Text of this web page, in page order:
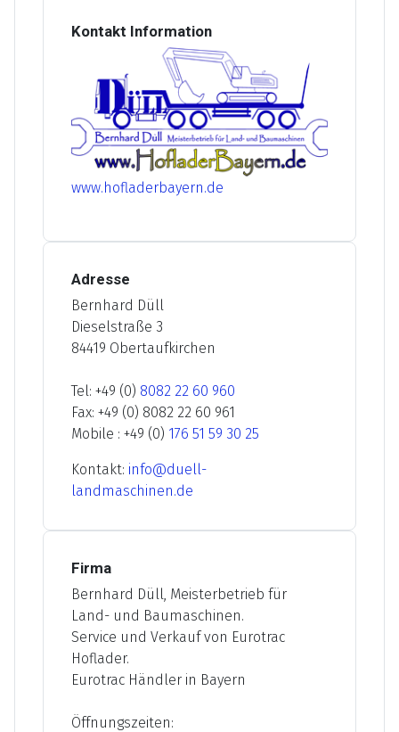
Kontakt Information
www.hofladerbayern.de
Adresse
Bernhard Düll
Dieselstraße 3
84419 Obertaufkirchen
Tel: +49 (0) 8082 22 60 960
Fax: +49 (0) 8082 22 60 961
Mobile : +49 (0) 176 51 59 30 25
Kontakt: info@duell-
landmaschinen.de
Firma
Bernhard Düll, Meisterbetrieb für
Land- und Baumaschinen.
Service und Verkauf von Eurotrac
Hoflader.
Eurotrac Händler in Bayern
Öffnungszeiten: